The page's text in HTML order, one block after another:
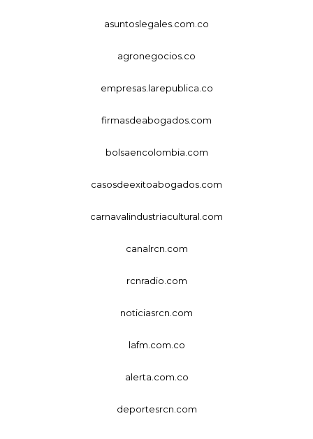
asuntoslegales.com.co
agronegocios.co
empresas.larepublica.co
firmasdeabogados.com
bolsaencolombia.com
casosdeexitoabogados.com
carnavalindustriacultural.com
canalrcn.com
rcnradio.com
noticiasrcn.com
lafm.com.co
alerta.com.co
deportesrcn.com